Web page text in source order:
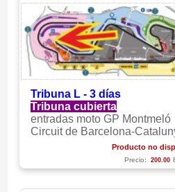
Tribuna L - 3 días
Tribuna cubierta
entradas moto GP Montmeló
Circuit de Barcelona-
Producto no
Precio: 200.00